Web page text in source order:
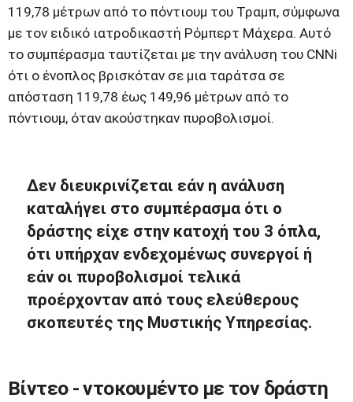
119,78 μέτρων από το πόντιουμ του Τραμπ, σύμφωνα
με τον ειδικό ιατροδικαστή Ρόμπερτ Μάχερα. Αυτό
το συμπέρασμα ταυτίζεται με την ανάλυση του CNNi
ότι ο ένοπλος βρισκόταν σε μια ταράτσα σε
απόσταση 119,78 έως 149,96 μέτρων από το
πόντιουμ, όταν ακούστηκαν πυροβολισμοί.
Δεν διευκρινίζεται εάν η ανάλυση
καταλήγει στο συμπέρασμα ότι ο
δράστης είχε στην κατοχή του 3 όπλα,
ότι υπήρχαν ενδεχομένως συνεργοί ή
εάν οι πυροβολισμοί τελικά
προέρχονταν από τους ελεύθερους
σκοπευτές της Μυστικής Υπηρεσίας.
Βίντεο - ντοκουμέντο με τον δράστη